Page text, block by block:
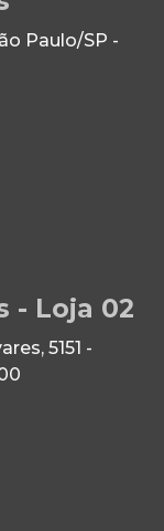
Paulo/SP -
- Loja 02
5151 -